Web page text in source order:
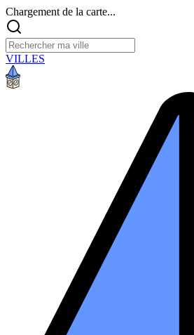
Chargement de la carte...
VILLES